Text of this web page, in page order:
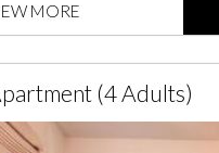
MORE
(4 Adults)